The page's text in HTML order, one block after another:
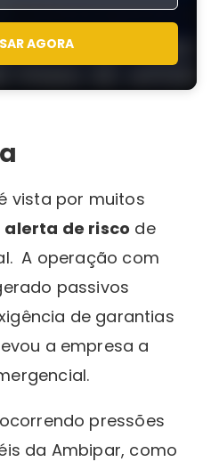
AGORA
vista por muitos
alerta de risco de
A operação com
passivos
de garantias
a empresa a
pressões
da Ambipar, como